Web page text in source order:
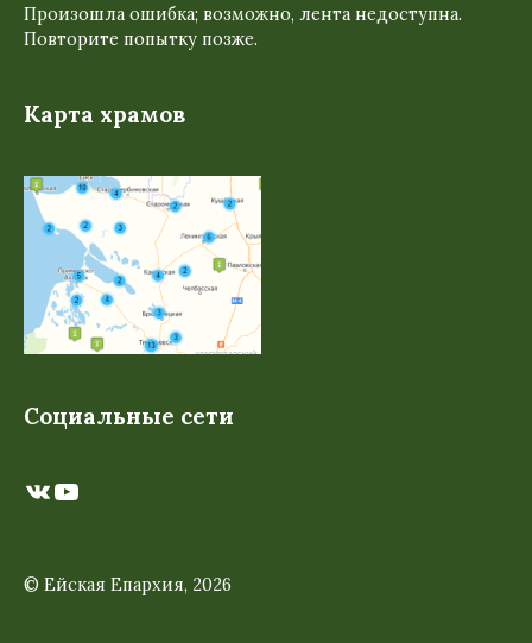
Произошла ошибка; возможно, лента недоступна.
Повторите попытку позже.
Карта храмов
Социальные сети
ВКонтакте
YouTube
© Ейская Епархия, 2026